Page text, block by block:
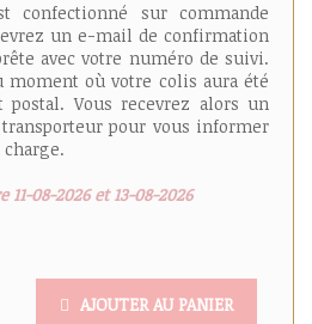
confectionné sur commande
un e-mail de confirmation
avec votre numéro de suivi.
où votre colis aura été
postal. Vous recevrez alors un
pour vous informer
08-2026 et 13-08-2026
AJOUTER AU PANIER